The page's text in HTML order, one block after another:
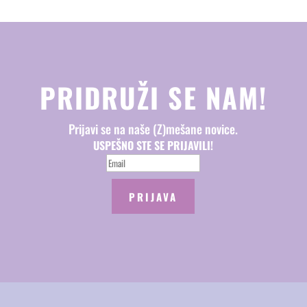
PRIDRUŽI SE NAM!
Prijavi se na naše (Z)mešane novice.
USPEŠNO STE SE PRIJAVILI!
PRIJAVA